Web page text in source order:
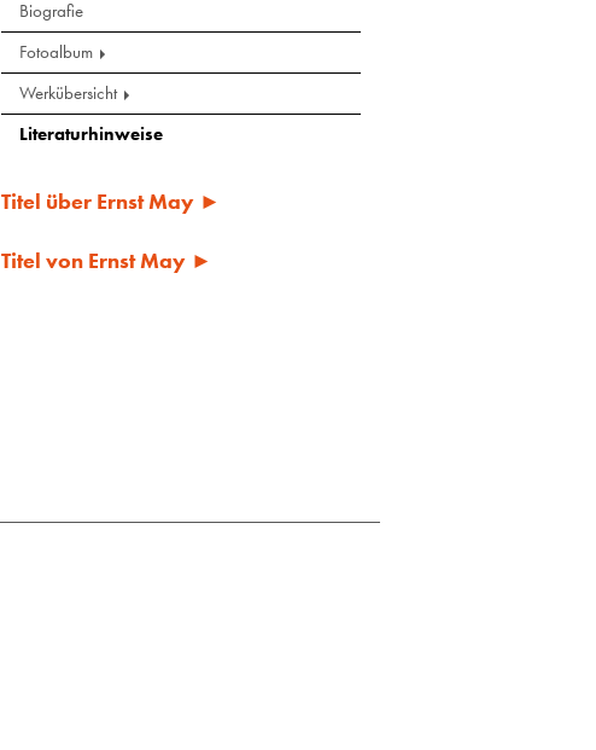
Biografie
Fotoalbum
Werkübersicht
Literaturhinweise
Titel über Ernst May ►
Titel von Ernst May ►